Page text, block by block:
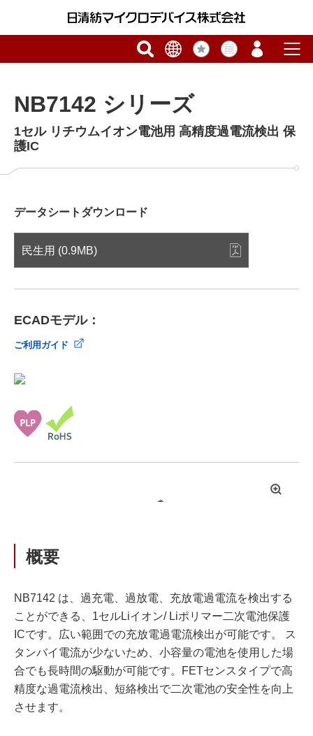
NB7142 シリーズ
1セル リチウムイオン電池用 高精度過電流検出 保
護IC
データシートダウンロード
民生用 (0.9MB)
ECADモデル：
ご利用ガイド
拡
概要
NB7142 は、過充電、過放電、充放電過電流を検出する
ことができる、1セルLiイオン/ Liポリマー二次電池保護
ICです。広い範囲での充放電過電流検出が可能です。 ス
タンバイ電流が少ないため、小容量の電池を使用した場
合でも長時間の駆動が可能です。FETセンスタイプで高
精度な過電流検出、短絡検出で二次電池の安全性を向上
させます。